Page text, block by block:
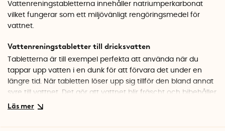
Vattenreningstabletterna innehåller natriumperkarbonat
vilket fungerar som ett miljövänligt rengöringsmedel för
vattnet.
Vattenreningstabletter till dricksvatten
Tabletterna är till exempel perfekta att använda när du
tappar upp vatten i en dunk för att förvara det under en
längre tid. När tabletten löser upp sig tillför den bland annat
syre till vattnet. Det gör att vattnet blir fräscht och bibehåller
sin goda smak i upp till ca 3 månader.